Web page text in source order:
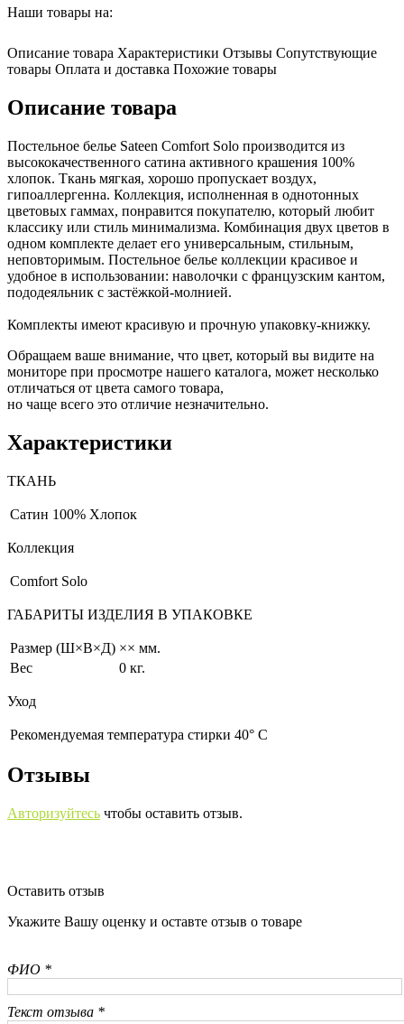
Наши товары на:
Описание товара Характеристики Отзывы Сопутствующие
товары Оплата и доставка Похожие товары
Описание товара
Постельное белье Sateen Comfort Solo производится из
высококачественного сатина активного крашения 100%
хлопок. Ткань мягкая, хорошо пропускает воздух,
гипоаллергенна. Коллекция, исполненная в однотонных
цветовых гаммах, понравится покупателю, который любит
классику или стиль минимализма. Комбинация двух цветов в
одном комплекте делает его универсальным, стильным,
неповторимым. Постельное белье коллекции красивое и
удобное в использовании: наволочки с французским кантом,
пододеяльник с застёжкой-молнией.
Комплекты имеют красивую и прочную упаковку-книжку.
Обращаем ваше внимание, что цвет, который вы видите на
мониторе при просмотре нашего каталога, может несколько
отличаться от цвета самого товара,
но чаще всего это отличие незначительно.
Характеристики
ТКАНЬ
Сатин 100% Хлопок
Коллекция
Comfort Solo
ГАБАРИТЫ ИЗДЕЛИЯ В УПАКОВКЕ
Размер (Ш×В×Д) ×× мм.
Вес
0 кг.
Уход
Рекомендуемая температура стирки 40° С
Отзывы
Авторизуйтесь чтобы оставить отзыв.
Оставить отзыв
Укажите Вашу оценку и оставте отзыв о товаре
ФИО *
Текст отзыва *